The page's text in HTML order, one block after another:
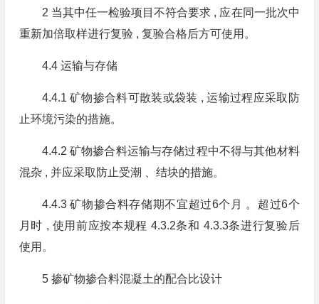
2 当其中任一检验项目不符合要求 , 应在同一批次中
重新加倍取样进行复验 , 复验合格后方可使用。
4.4 运输与存储
4.4.1 矿物掺合料可散装或袋装 , 运输过程应采取防
止环境污染的措施。
4.4.2 矿物掺合料运输与存储过程中不得与其他材料
混杂 , 并应采取防止受潮 、结块的措施。
4.4.3 矿物掺合料存储期不宜超过6个月 。超过6个
月时 , 使用前应按本规程 4.3.2条和 4.3.3条进行复验后
使用。
5 掺矿物掺合料混凝土的配合比设计